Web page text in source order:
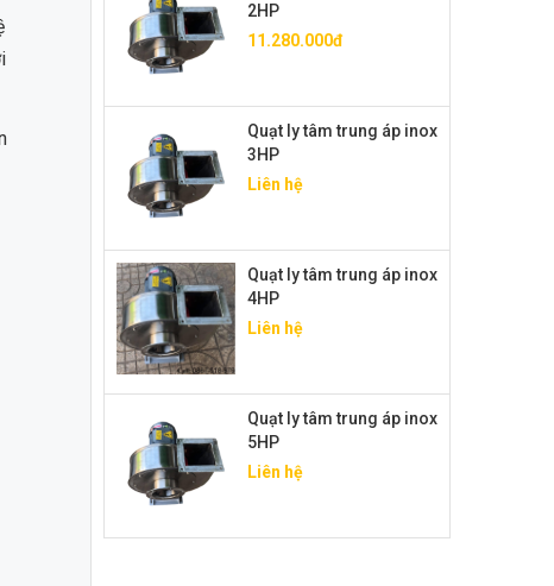
2HP
11.280.000đ
Quạt ly tâm trung áp inox
3HP
Liên hệ
Quạt ly tâm trung áp inox
4HP
Liên hệ
Quạt ly tâm trung áp inox
5HP
Liên hệ